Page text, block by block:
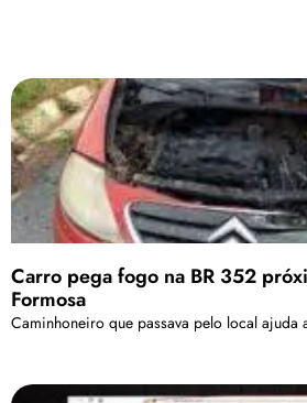
Carro pega fogo na BR 352
Formosa
Caminhoneiro que passava pelo local ajuda